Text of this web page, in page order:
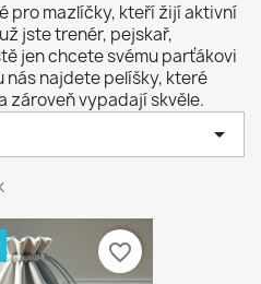
pro mazlíčky, kteří žijí aktivní
jste trenér, pejskař,
jen chcete svému parťákovi
nás najdete pelíšky, které
zároveň vypadají skvěle.

favorite_border